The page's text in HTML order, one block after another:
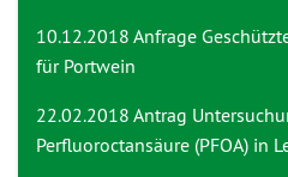
10.12.2018 Anfrage
für Portwein
22.02.2018 Antrag
Perfluoroctansäure (PFOA) in